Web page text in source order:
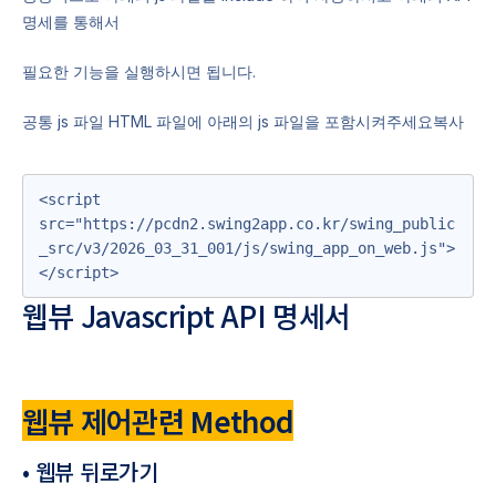
명세를 통해서
필요한 기능을 실행하시면 됩니다.
공통 js 파일 HTML 파일에 아래의 js 파일을 포함시켜주세요복사
<script
src="https://pcdn2.swing2app.co.kr/swing_public
_src/v3/2026_03_31_001/js/swing_app_on_web.js">
</script>
웹뷰 Javascript API 명세서
웹뷰 제어관련 Method
• 웹뷰 뒤로가기